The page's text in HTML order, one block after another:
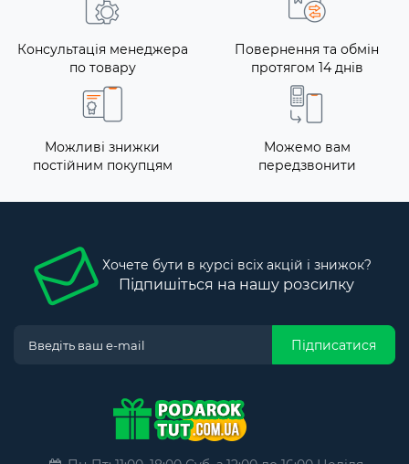
Консультація менеджера
по товару
Повернення та обмін
протягом 14 днів
Можливі знижки
постійним покупцям
Можемо вам
передзвонити
Хочете бути в курсі всіх акцій і знижок?
Підпишіться на нашу розсилку
Підписатися